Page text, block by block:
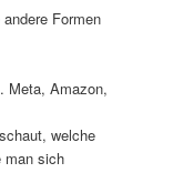
Formen
Meta, Amazon,
welche
man sich